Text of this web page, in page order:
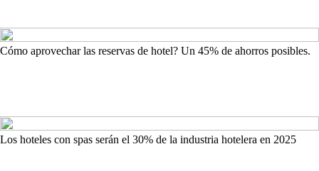
Cómo aprovechar las reservas de hotel? Un 45% de ahorros posibles.
Los hoteles con spas serán el 30% de la industria hotelera en 2025